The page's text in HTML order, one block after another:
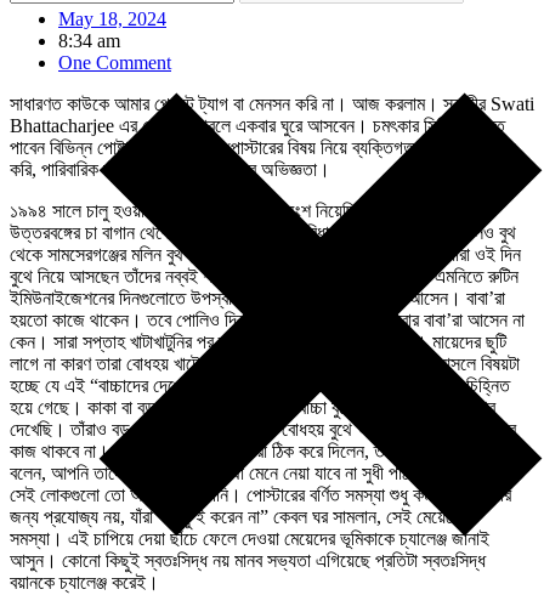
May 18, 2024
8:34 am
One Comment
সাধারণত কাউকে আমার পোস্টে ট্যাগ বা মেনসন করি না। আজ করলাম। স্বাতীর Swati
Bhattacharjee এর দেয়ালটা পারলে একবার ঘুরে আসবেন। চমৎকার সিরিজ দেখতে
পাবেন বিভিন্ন পোষ্টারের। আজকের পোস্টারের বিষয় নিয়ে ব্যক্তিগত অভিজ্ঞতা শেয়ার
করি, পারিবারিক জীবন নয়, কাজের জীবনের অভিজ্ঞতা।
১৯৯৪ সালে চালু হওয়ার পর পালস পোলিওতে অংশ নিয়েছি একশবারের বেশি,
উত্তরবঙ্গের চা বাগান থেকে দক্ষিণবঙ্গের সুন্দরবন। বিধাননগরের ঝাঁ চকচকে পোলিও বুথ
থেকে সামসেরগঞ্জের মলিন বুথ। সর্বত্র একটাই কমন ছবি। ছোট বাচ্চাদের যাঁরা ওই দিন
বুথে নিয়ে আসছেন তাঁদের নব্বই শতাংশের বেশি হচ্ছে ওই বাচ্চাটির মা। এমনিতে রুটিন
ইমিউনাইজেশনের দিনগুলোতে উপস্বাস্থ্য কেন্দ্রে ওই মায়েরাই নিয়ে আসেন। বাবা’রা
হয়তো কাজে থাকেন। তবে পোলিও দিবস তো রবিবারেই হয়। রোববার বাবা’রা আসেন না
কেন। সারা সপ্তাহ খাটাখাটুনির পর তাদের বোধ হয় একদিন ছুটি লাগে। মায়েদের ছুটি
লাগে না কারণ তারা বোধহয় খাটেন না, পায়ের ওপর পা তুলে দিন কাটান। আসলে বিষয়টা
হচ্ছে যে এই “বাচ্চাদের দেখে রাখা” এটা স্বতঃসিদ্ধ ভাবে মেয়েদের কাজ বলে চিহ্নিত
হয়ে গেছে। কাকা বা বড় ভাই এর হাত ধরে ছোট বাচ্চা বুথে এসেছে এমন দু’একবার
দেখেছি। তাঁরাও বড় হয়ে বাবা হয়ে গেলে আর বোধহয় বুথে আসবেন না। ওটা আর তার
কাজ থাকবে না। কার কোনটা কাজ এটা যারা ঠিক করে দিলেন, তারা কা’রা? আপনি যদি
বলেন, আপনি তাদের চেনেন না, সে কথা মেনে নেয়া যাবে না সুধী পাঠক/পাঠিকা। কারণ
সেই লোকগুলো তো আমি আর আপনি। পোস্টারের বর্ণিত সমস্যা শুধু কর্মরত মহিলাদের
জন্য প্রযোজ্য নয়, যাঁরা “কিছু ই করেন না” কেবল ঘর সামলান, সেই মেয়েদেরও
সমস্যা। এই চাপিয়ে দেয়া ছাঁচে ফেলে দেওয়া মেয়েদের ভূমিকাকে চ্যালেঞ্জ জানাই
আসুন। কোনো কিছুই স্বতঃসিদ্ধ নয় মানব সভ্যতা এগিয়েছে প্রতিটা স্বতঃসিদ্ধ
বয়ানকে চ্যালেঞ্জ করেই।